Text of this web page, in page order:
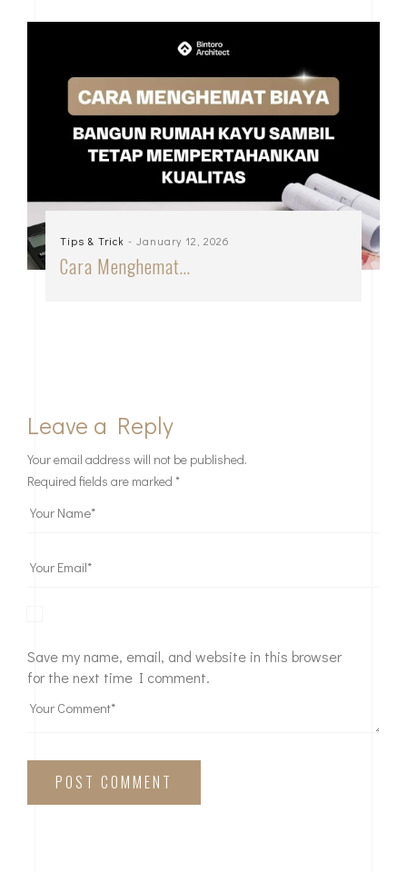
Tips & Trick - January 12, 2026
Cara Menghemat…
Leave a Reply
Your email address will not be published.
Required fields are marked *
Save my name, email, and website in this browser
for the next time I comment.
POST COMMENT